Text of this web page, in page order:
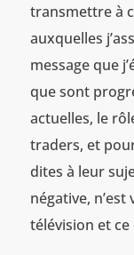
transmettre à
auxquelles
message que
que sont
actuelles, le
traders, et
dites à leur
négative, n’est
télévision et